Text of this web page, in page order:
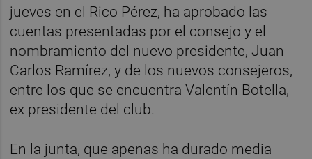
jueves en el Rico Pérez, ha aprobado las
cuentas presentadas por el consejo y el
nombramiento del nuevo presidente, Juan
Carlos Ramírez, y de los nuevos consejeros,
entre los que se encuentra Valentín Botella,
ex presidente del club.
En la junta, que apenas ha durado media